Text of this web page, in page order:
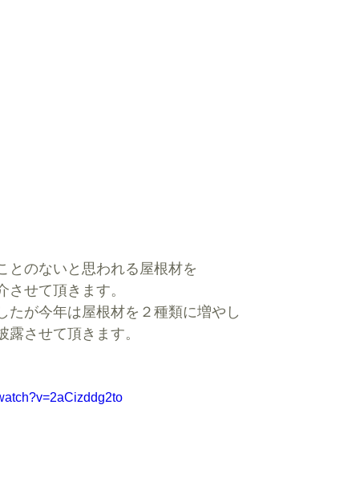
とのないと思われる屋根材を
せて頂きます。
たが今年は屋根材を２種類に増やし
露させて頂きます。